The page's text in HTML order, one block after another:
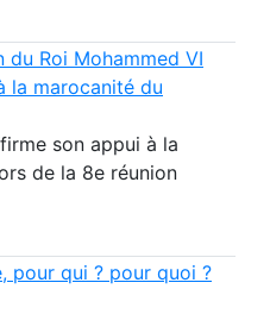
du Roi Mohammed VI
la marocanité du
son appui à la
de la 8e réunion
pour qui ? pour quoi ?